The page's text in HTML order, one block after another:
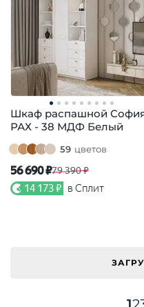
Шкаф распашной
РАХ - 38 МДФ Белый
59 цветов
56 690 ₽79 390 ₽
14 173 ₽ в Сплит